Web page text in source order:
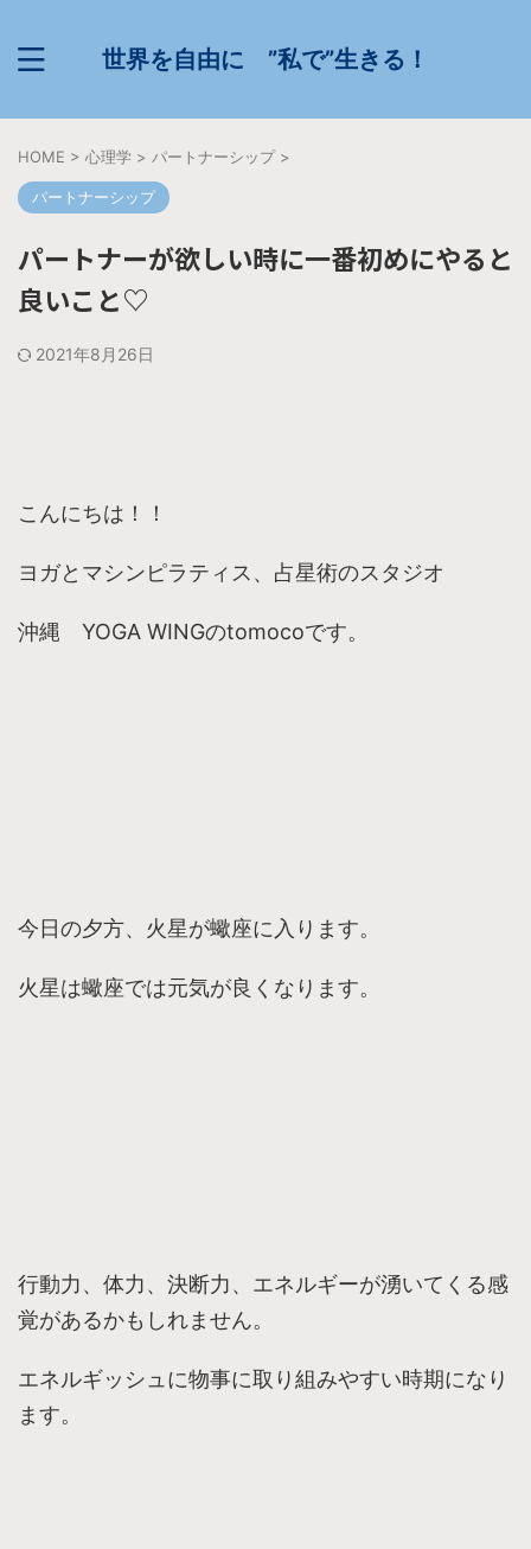
世界を自由に ”私で”生きる！
HOME > 心理学 > パートナーシップ >
パートナーシップ
パートナーが欲しい時に一番初めにやると
良いこと♡
2021年8月26日
こんにちは！！
ヨガとマシンピラティス、占星術のスタジオ
沖縄 YOGA WINGのtomocoです。
今日の夕方、火星が蠍座に入ります。
火星は蠍座では元気が良くなります。
行動力、体力、決断力、エネルギーが湧いてくる感
覚があるかもしれません。
エネルギッシュに物事に取り組みやすい時期になり
ます。